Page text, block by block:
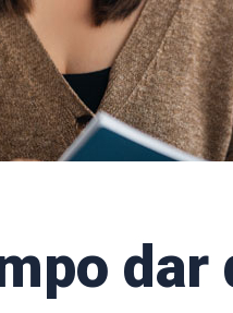
dar